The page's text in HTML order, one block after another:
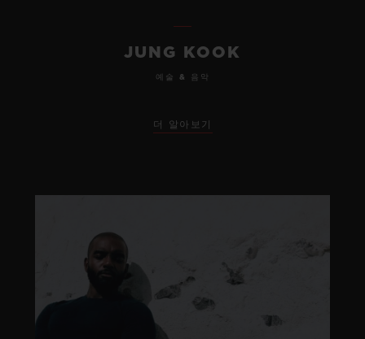
JUNG KOOK
예술 & 음악
더 알아보기